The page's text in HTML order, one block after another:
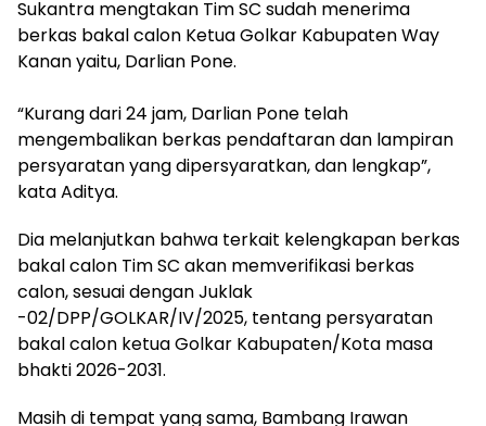
Sukantra mengtakan Tim SC sudah menerima
berkas bakal calon Ketua Golkar Kabupaten Way
Kanan yaitu, Darlian Pone.
“Kurang dari 24 jam, Darlian Pone telah
mengembalikan berkas pendaftaran dan lampiran
persyaratan yang dipersyaratkan, dan lengkap”,
kata Aditya.
Dia melanjutkan bahwa terkait kelengkapan berkas
bakal calon Tim SC akan memverifikasi berkas
calon, sesuai dengan Juklak
-02/DPP/GOLKAR/IV/2025, tentang persyaratan
bakal calon ketua Golkar Kabupaten/Kota masa
bhakti 2026-2031.
Masih di tempat yang sama, Bambang Irawan